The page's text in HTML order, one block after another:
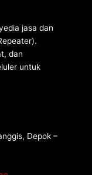
jasa dan
dan
untuk
Depok –